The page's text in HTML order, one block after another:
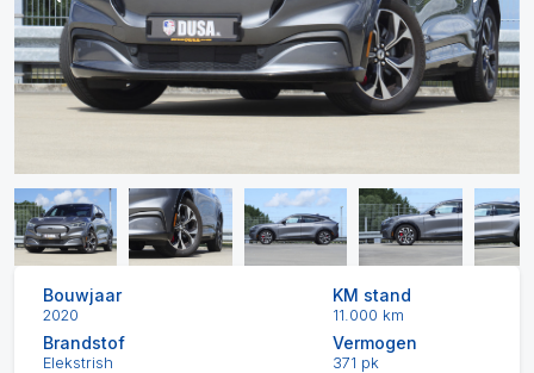
Bouwjaar
2020
KM stand
11.000 km
Brandstof
Elekstrish
Vermogen
371 pk